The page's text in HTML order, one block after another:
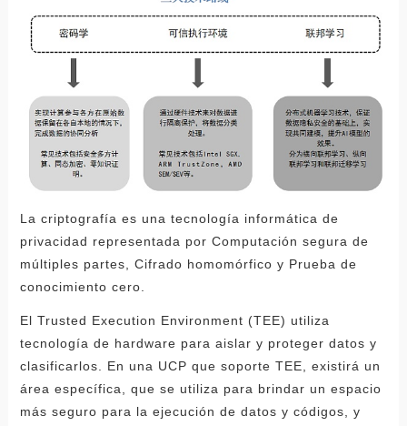
La criptografía es una tecnología informática de
privacidad representada por Computación segura de
múltiples partes, Cifrado homomórfico y Prueba de
conocimiento cero.
El Trusted Execution Environment (TEE) utiliza
tecnología de hardware para aislar y proteger datos y
clasificarlos. En una UCP que soporte TEE, existirá un
área específica, que se utiliza para brindar un espacio
más seguro para la ejecución de datos y códigos, y